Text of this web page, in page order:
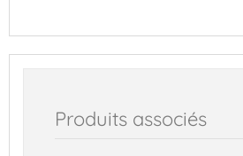
Produits associés